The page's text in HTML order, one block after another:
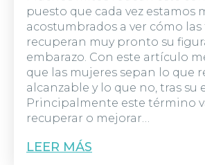
puesto que cada vez estamos
acostumbrados a ver cómo las
recuperan muy pronto su
embarazo. Con este artículo
que las mujeres sepan lo que
alcanzable y lo que no, tras su
Principalmente este término
recuperar o mejorar…
LEER MÁS